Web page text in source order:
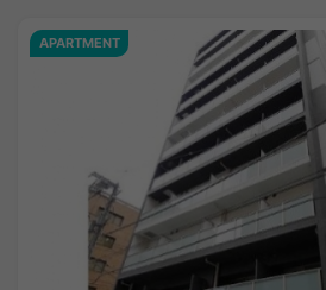
APARTMENT